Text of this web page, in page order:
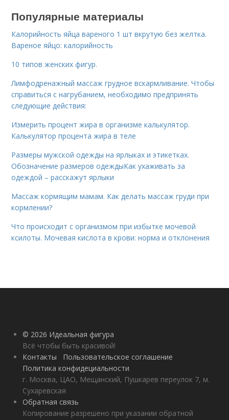
Популярные материалы
Калорийность яйца вареного 1 шт вкрутую без желтка.
Вареное яйцо: калорийность
10 типов женских фигур.
Лимфодренажный массаж грудное вскармливание. Чтобы
справиться с нагрубанием, необходимо предпринять
следующие действия:
Измерить процент жира в организме калькулятор.
Калькулятор процента жира в теле
Размеры мужской одежды на ярлыках и этикетках.
Обозначение размеров одеждыКак ухаживать за
одеждой – расскажут ярлыки
Массаж кормящим мамам. Как делать массаж груди при
кормлении?
Что происходит с организмом при избытке мочевой
ксилоты. Мочевая кислота в крови: норма и отклонения
© 2026 Идеальная фигура
Всё чтобы быть красивой!
Контакты
Пользовательское соглашение
Политика конфидециальности
г. Москва, ЦАО, Мещанский, Пушкарев переулок 7, м.
Сухаревская
Обратная связь
Копирование разрешено при указании обратной